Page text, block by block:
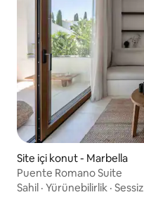
Site içi konut - Marbella
Puente Romano Suite
Sahil · Yürünebilirlik · Sessiz